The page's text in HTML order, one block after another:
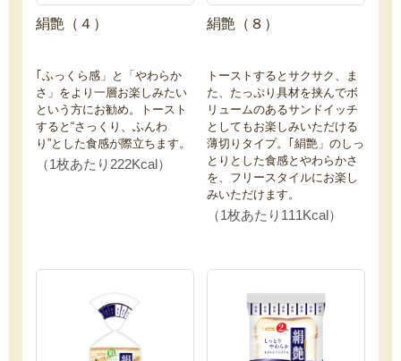
絹艶（４）
｢ふっくら感」と「やわらか
さ」をより一層お楽しみたい
という方にお勧め。トースト
すると“さっくり、ふんわ
り”とした食感が際立ちます。
（1枚あたり222Kcal）
絹艶（８）
トーストするとサクサク、ま
た、たっぷり具材を挟んでボ
リュームのあるサンドイッチ
としてもお楽しみいただける
薄切りタイプ。｢絹艶」のしっ
とりとした食感とやわらかさ
を、フリースタイルにお楽し
みいただけます。
（1枚あたり111Kcal）